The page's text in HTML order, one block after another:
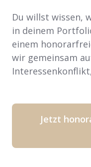
Du willst wissen,
in deinem
einem
wir gemeinsam
Jetzt